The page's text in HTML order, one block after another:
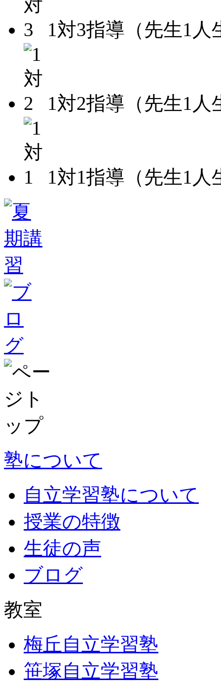
1対3指導（先生1人
1対2指導（先生1人
1対1指導（先生1人
塾について
自立学習塾について
授業の特徴
生徒の声
ブログ
教室
梅丘自立学習塾
笹塚自立学習塾